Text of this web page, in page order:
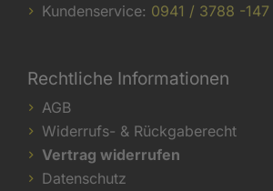
Kundenservice: 0941 / 3788 -147
Rechtliche Informationen
AGB
Widerrufs- & Rückgaberecht
Vertrag widerrufen
Datenschutz